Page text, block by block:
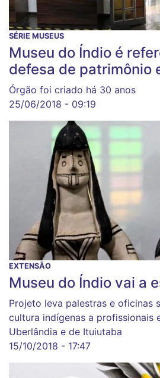
SÉRIE MUSEUS
Museu do Índio é
defesa de patrimônio
Órgão foi criado há 30 anos
25/06/2018 - 09:19
EXTENSÃO
Museu do Índio vai a
Projeto leva palestras e oficinas
cultura indígenas a profissionais
Uberlândia e de Ituiutaba
15/10/2018 - 17:47